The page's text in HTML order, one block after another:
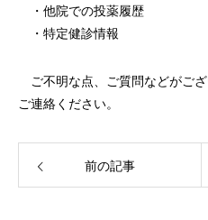
・他院での投薬履歴
・特定健診情報
ご不明な点、ご質問などがご
ご連絡ください。
前の記事